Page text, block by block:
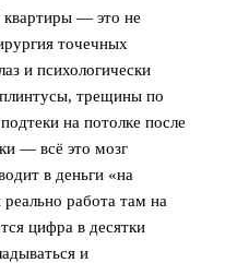
— это не
точечных
и психологически
трещины по
на потолке после
— всё это мозг
в деньги «на
работа там на
цифра в десятки
и